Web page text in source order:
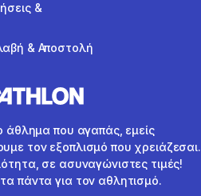
&
& Αποστολή
άθλημα που αγαπάς, εμείς
τον εξοπλισμό που χρειάζεσαι.
σε ασυναγώνιστες τιμές!
τα πάντα για τον αθλητισμό.